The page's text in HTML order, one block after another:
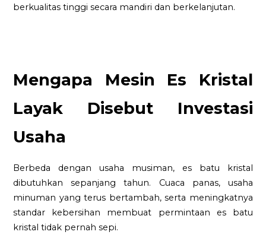
berkualitas tinggi secara mandiri dan berkelanjutan.
Mengapa Mesin Es Kristal
Layak Disebut Investasi
Usaha
Berbeda dengan usaha musiman, es batu kristal
dibutuhkan sepanjang tahun. Cuaca panas, usaha
minuman yang terus bertambah, serta meningkatnya
standar kebersihan membuat permintaan es batu
kristal tidak pernah sepi.